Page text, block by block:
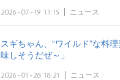
2026-07-19 11:15 ニュース
スギちゃん、“ワイルド”な料
味しそうだぜ～」
2026-01-28 18:21 ニュース